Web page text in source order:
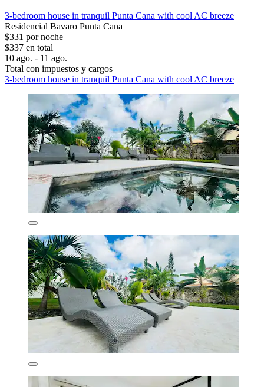
3-bedroom house in tranquil Punta Cana with cool AC breeze
Residencial Bavaro Punta Cana
$331 por noche
$337 en total
10 ago. - 11 ago.
Total con impuestos y cargos
3-bedroom house in tranquil Punta Cana with cool AC breeze